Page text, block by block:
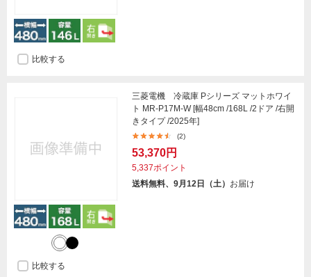
比較する
三菱電機 冷蔵庫 Pシリーズ マットホワイ
ト MR-P17M-W [幅48cm /168L /2ドア /右開
きタイプ /2025年]
(2)
53,370円
5,337ポイント
送料無料、9月12日（土） お届け
比較する